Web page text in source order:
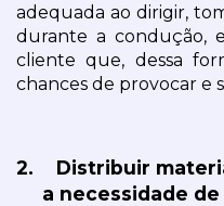
adequada ao dirigir,
durante a condução,
cliente que, dessa
chances de provocar e
2.
Distribuir
a necessidade